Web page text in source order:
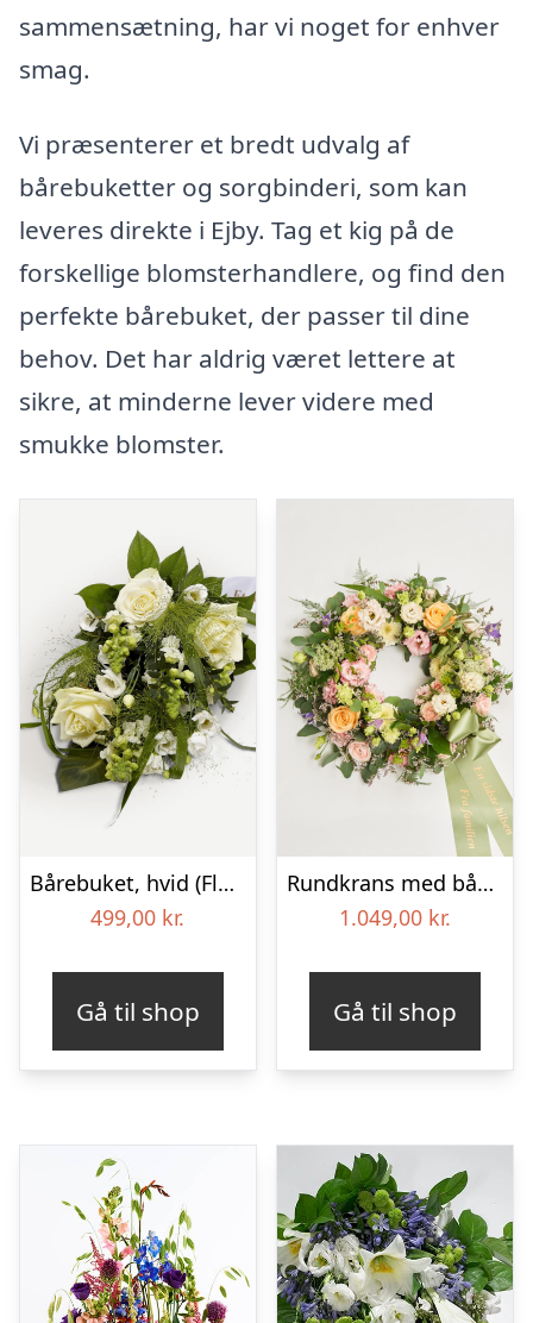
sammensætning, har vi noget for enhver
smag.
Vi præsenterer et bredt udvalg af
bårebuketter og sorgbinderi, som kan
leveres direkte i Ejby. Tag et kig på de
forskellige blomsterhandlere, og find den
perfekte bårebuket, der passer til dine
behov. Det har aldrig været lettere at
sikre, at minderne lever videre med
smukke blomster.
Bårebuket, hvid (Floristens kreative valg) med bånd
499,00 kr.
Gå til shop
Rundkrans med bånd – Floristens kreative valg
1.049,00 kr.
Gå til shop